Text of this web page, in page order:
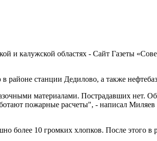
станции Дедилово, а также
материалами. Пострадавших
пожарные расчеты", - написал Миляев
более 10 громких хлопков. После этого